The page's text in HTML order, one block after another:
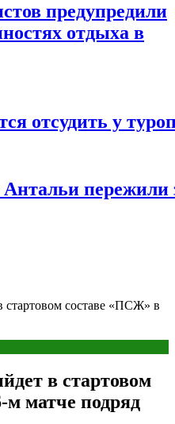
предупредили
отдыха в
отсудить у
Антальи
составе «ПСЖ» в
в стартовом
матче подряд